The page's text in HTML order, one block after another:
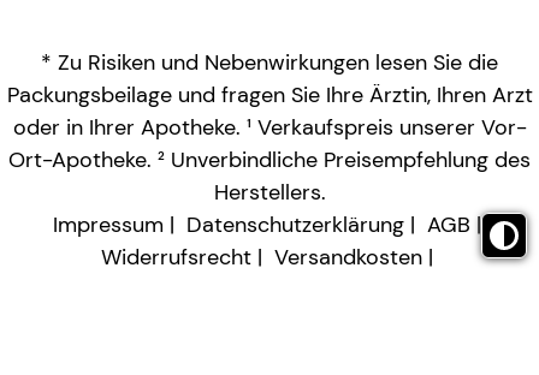
* Zu Risiken und Nebenwirkungen lesen Sie die
Packungsbeilage und fragen Sie Ihre Ärztin, Ihren Arzt
oder in Ihrer Apotheke. ¹ Verkaufspreis unserer Vor-
Ort-Apotheke. ² Unverbindliche Preisempfehlung des
Herstellers.
Impressum
Datenschutzerklärung
AGB
Widerrufsrecht
Versandkosten